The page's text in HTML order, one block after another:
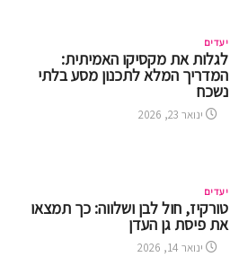
יעדים
לגלות את מקסיקו האמיתית:
המדריך המלא לתכנון מסע בלתי
נשכח
ינואר 23, 2026
יעדים
טורקיז, חול לבן ושלווה: כך תמצאו
את פיסת גן העדן
ינואר 14, 2026